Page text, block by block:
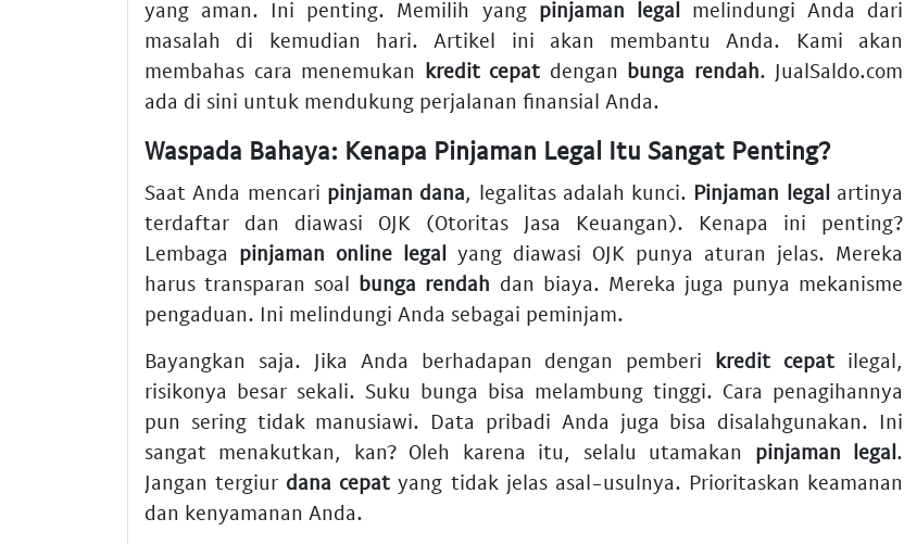
yang aman. Ini penting. Memilih yang pinjaman legalmelindungi Anda dari
masalah di kemudian hari. Artikel ini akan membantu Anda. Kami akan
membahas cara menemukan kredit cepat dengan bunga rendah. JualSaldo.com
ada di sini untuk mendukung perjalanan finansial Anda.
Waspada Bahaya: Kenapa Pinjaman Legal Itu Sangat Penting?
Saat Anda mencari pinjaman dana, legalitas adalah kunci. Pinjaman legalartinya
terdaftar dan diawasi OJK (Otoritas Jasa Keuangan). Kenapa ini penting?
Lembaga pinjaman online legal yang diawasi OJK punya aturan jelas. Mereka
harus transparan soal bunga rendah dan biaya. Mereka juga punya mekanisme
pengaduan. Ini melindungi Anda sebagai peminjam.
Bayangkan saja. Jika Anda berhadapan dengan pemberi kredit cepat ilegal,
risikonya besar sekali. Suku bunga bisa melambung tinggi. Cara penagihannya
pun sering tidak manusiawi. Data pribadi Anda juga bisa disalahgunakan. Ini
sangat menakutkan, kan? Oleh karena itu, selalu utamakan pinjaman legal.
Jangan tergiur dana cepat yang tidak jelas asal-usulnya. Prioritaskan keamanan
dan kenyamanan Anda.